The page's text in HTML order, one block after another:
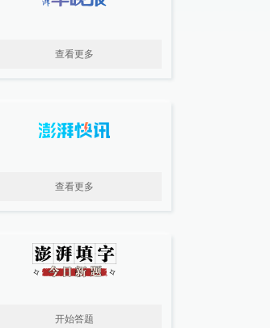
查看更多
查看更多
开始答题